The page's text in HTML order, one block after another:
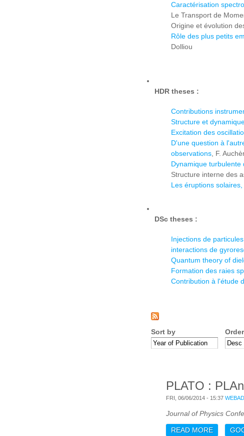
Caractérisation
Le Transport de
Origine et évolution
Rôle des plus petits
Dolliou
HDR theses :
Contributions
Structure et
Excitation des
D'une question à
observations , F.
Dynamique
Structure interne des
Les éruptions
DSc theses :
Injections de
interactions de
Quantum theory of
Formation des raies
Contribution à l'étude
Sort by Order
PLATO :
FRI, 06/06/2014 - 15:37
Journal of Physics
READ MOREABOUT